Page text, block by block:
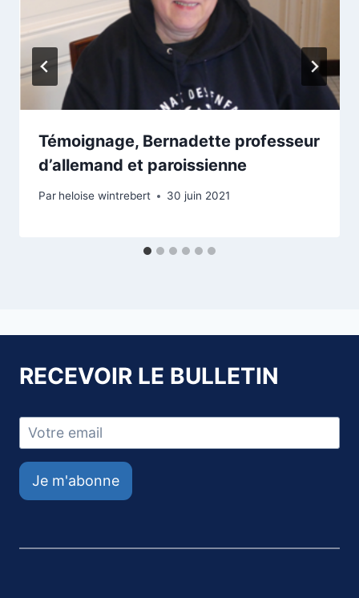
Témoignage, Bernadette professeur
d’allemand et paroissienne
Par heloise wintrebert 30 juin 2021
RECEVOIR LE BULLETIN
Je m'abonne